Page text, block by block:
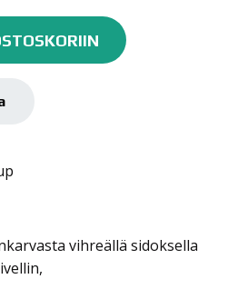
vihreällä sidoksella